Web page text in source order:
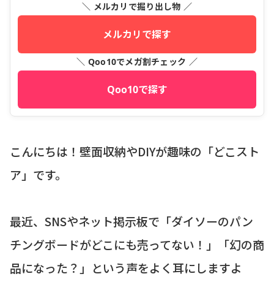
＼ メルカリで掘り出し物 ／
メルカリで探す
＼ Qoo10でメガ割チェック ／
Qoo10で探す
こんにちは！壁面収納やDIYが趣味の「どこスト
ア」です。
最近、SNSやネット掲示板で「ダイソーのパン
チングボードがどこにも売ってない！」「幻の商
品になった？」という声をよく耳にしますよ